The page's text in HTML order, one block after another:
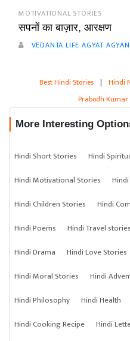
MOTIVATIONAL STORIES
सपनों का बाज़ार, आरक्षण
VEDANTA LIFE AGYAT
Best Hindi Stories | Hindi
Prabodh Kumar
More Interesting
Hindi Short Stories Hindi
Hindi Motivational Stories
Hindi Children Stories
Hindi
Hindi Poems
Hindi Travel stories
Hindi Drama
Hindi Love Stories
Hindi Moral Stories
Hindi
Hindi Philosophy
Hindi Health
Hindi Cooking Recipe
Hindi